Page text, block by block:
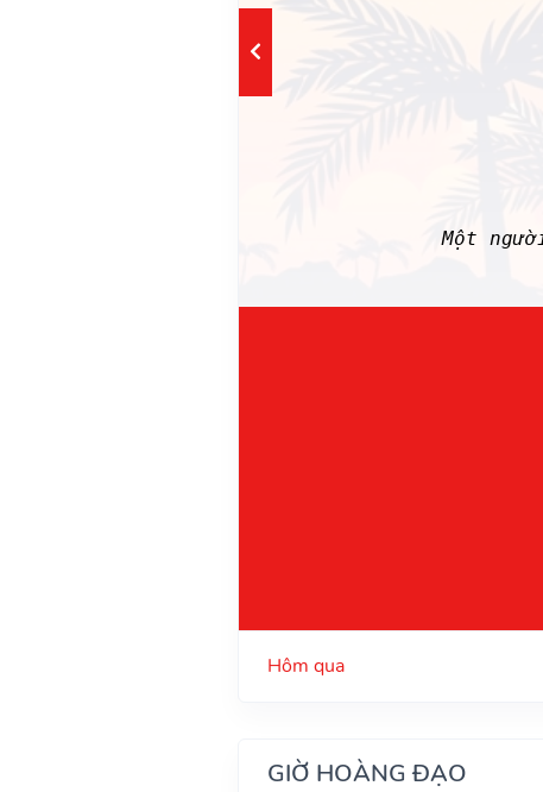
Một
Hôm qua
GIỜ HOÀNG ĐẠO